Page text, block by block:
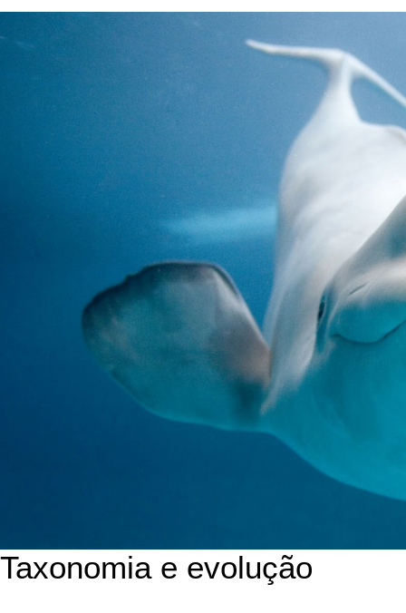
Taxonomia e evolução